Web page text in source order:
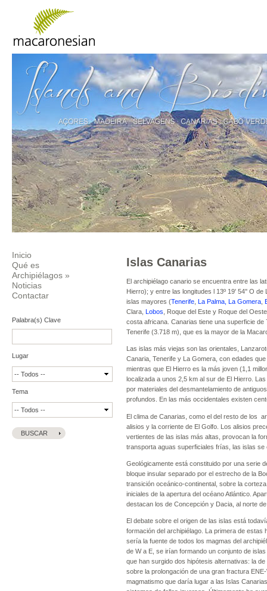
Inicio
Qué es
Archipiélagos »
Noticias
Contactar
Palabra(s) Clave
Lugar
Tema
Islas Canarias
El archipiélago canario se encuentra entre las
Hierro); y entre las longitudes l 13º 19' 54'' O
islas mayores (Tenerife La Palma, La Gomera
Clara, Lobos , Roque del Este y Roque del
costa africana. Canarias tiene una superficie
Tenerife (3.718 m), que es la mayor de la
Las islas más viejas son las orientales,
Canaria, Tenerife y La Gomera, con edades
mientras que El Hierro es la más joven (1,1
localizada a unos 2,5 km al sur de El Hierro.
por materiales del desmantelamiento de
profundos. En las más occidentales existen
El clima de Canarias, como el del resto de los
alisios y la corriente de El Golfo. Los alisios
vertientes de las islas más altas, provocan la
transporta aguas superficiales frías, las islas se
Geológicamente está constituido por una serie
bloque insular separado por el estrecho de la
transición oceánico-continental, sobre la
iniciales de la apertura del océano Atlántico.
destacan los de Concepción y Dacia, al norte
El debate sobre el origen de las islas está
formación del archipiélago. La primera de estas
sería la fuente de todos los magmas del
de W a E, se irían formando un conjunto de
que han surgido dos hipótesis alternativas: la
sobre la prolongación de una gran fractura
magmatismo que daría lugar a las Islas